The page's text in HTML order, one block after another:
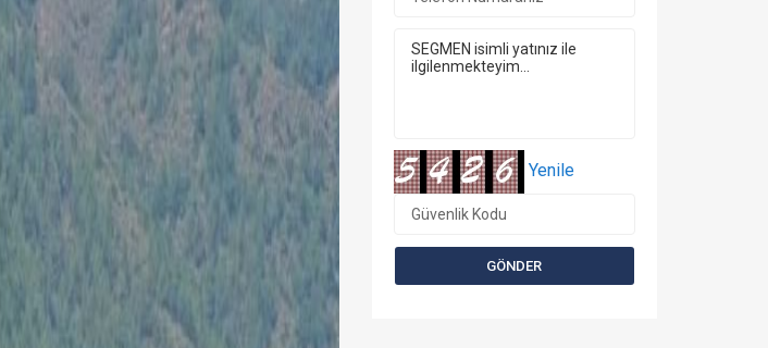
Yenile